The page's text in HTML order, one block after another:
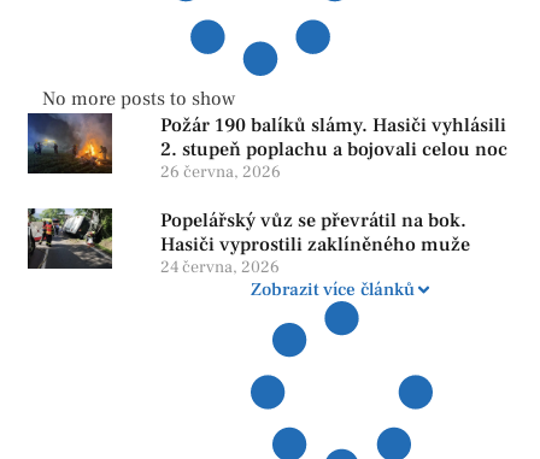
No more posts to show
Požár 190 balíků slámy. Hasiči vyhlásili
2. stupeň poplachu a bojovali celou noc
26 června, 2026
Popelářský vůz se převrátil na bok.
Hasiči vyprostili zaklíněného muže
24 června, 2026
Zobrazit více článků